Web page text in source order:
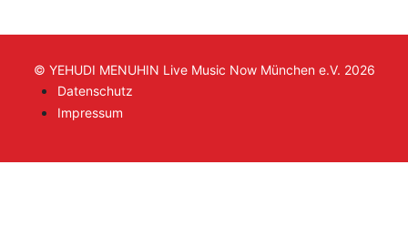
© YEHUDI MENUHIN Live Music Now München e.V. 2026
Datenschutz
Impressum